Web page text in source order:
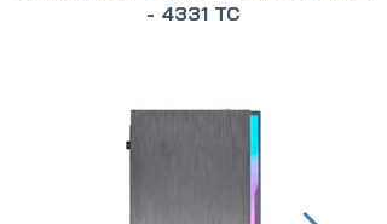
- 4331 TC